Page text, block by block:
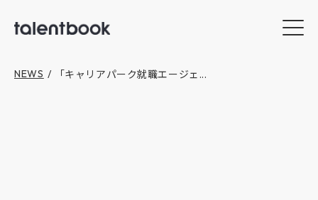
NEWS / 「キャリアパーク就職エージェ...